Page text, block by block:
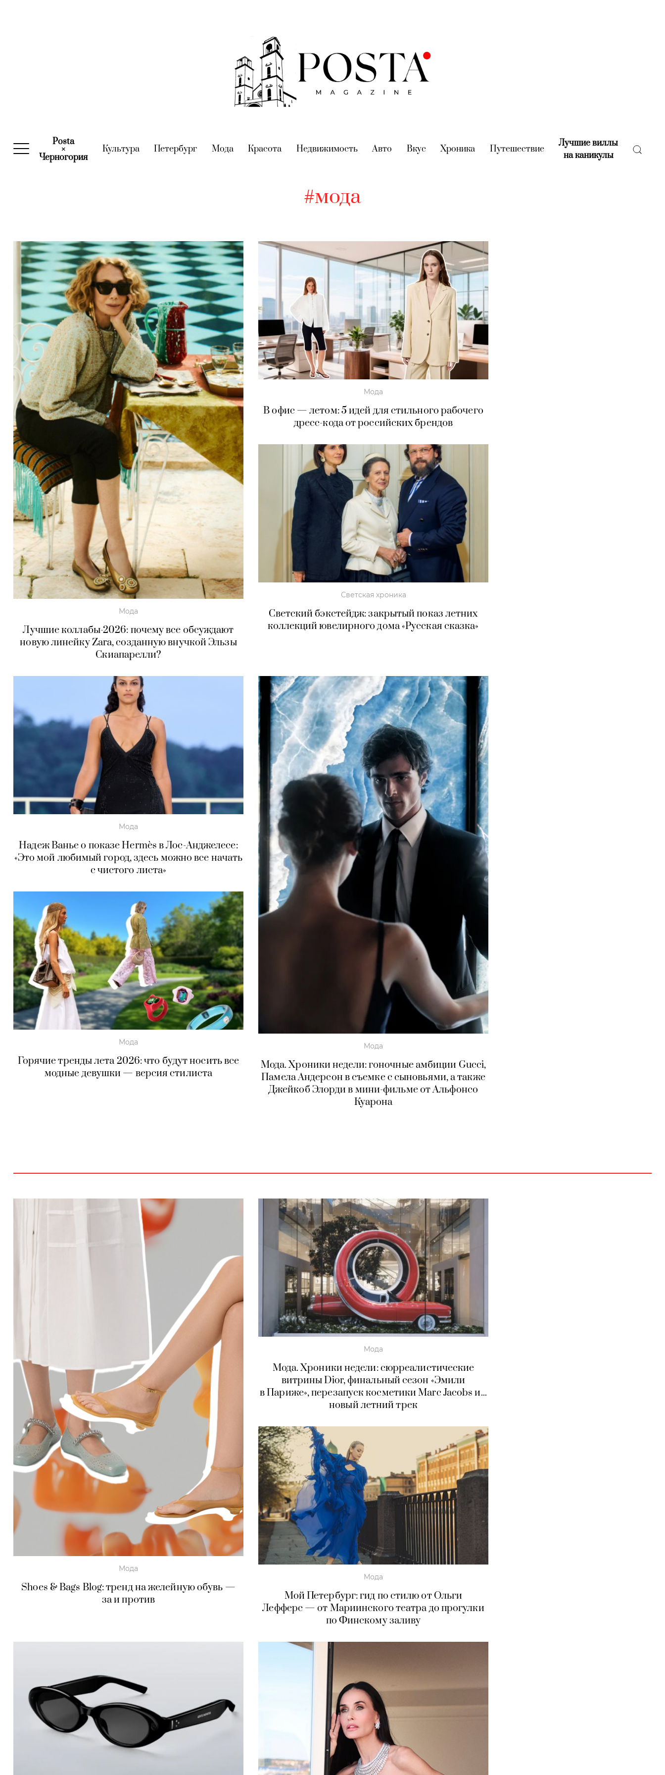
Posta
×
Черногория(current)
Культура(current)
Петербург (current)
Мода(current)
Красота (current)
Недвижимость(current)
Авто (current)
Вкус (current)
Хроника (current)
Путешествие(current)
Лучшие виллы
на каникулы(current)
#мода
Мода
Лучшие коллабы-2026: почему все обсуждают
новую линейку Zara, созданную внучкой Эльзы
Скиапарелли?
Мода
В офис — летом: 5 идей для стильного рабочего
дресс-кода от российских брендов
Светская хроника
Светский бэкстейдж: закрытый показ летних
коллекций ювелирного дома «Русская сказка»
Мода
Надеж Ванье о показе Hermès в Лос-Анджелесе:
«Это мой любимый город, здесь можно все начать
с чистого листа»
Мода
Горячие тренды лета 2026: что будут носить все
модные девушки — версия стилиста
Мода
Мода. Хроники недели: гоночные амбиции Gucci,
Памела Андерсон в съемке с сыновьями, а также
Джейкоб Элорди в мини-фильме от Альфонсо
Куарона
Мода
Shoes & Bags Blog: тренд на желейную обувь —
за и против
Мода
Мода. Хроники недели: сюрреалистические
витрины Dior, финальный сезон «Эмили
в Париже», перезапуск косметики Marc Jacobs и...
новый летний трек
Мода
Мой Петербург: гид по стилю от Ольги
Лефферс — от Мариинского театра до прогулки
по Финскому заливу